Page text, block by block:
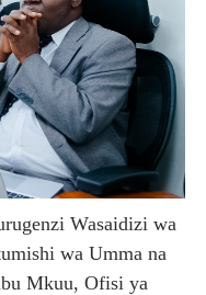
Wasaidizi wa
wa Umma na
Mkuu, Ofisi ya